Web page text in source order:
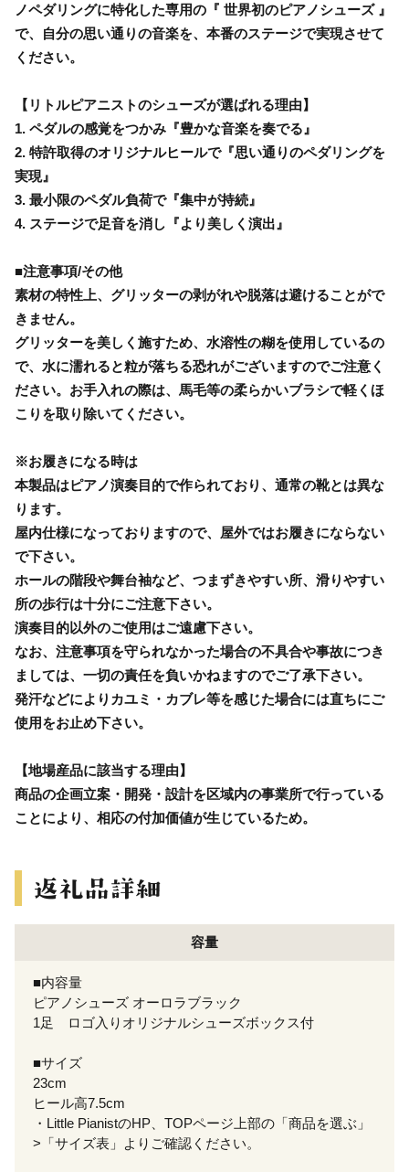
ノペダリングに特化した専用の『 世界初のピアノシューズ 』
で、自分の思い通りの音楽を、本番のステージで実現させて
ください。
【リトルピアニストのシューズが選ばれる理由】
1. ペダルの感覚をつかみ『豊かな音楽を奏でる』
2. 特許取得のオリジナルヒールで『思い通りのペダリングを
実現』
3. 最小限のペダル負荷で『集中が持続』
4. ステージで足音を消し『より美しく演出』
■注意事項/その他
素材の特性上、グリッターの剥がれや脱落は避けることがで
きません。
グリッターを美しく施すため、水溶性の糊を使用しているの
で、水に濡れると粒が落ちる恐れがございますのでご注意く
ださい。お手入れの際は、馬毛等の柔らかいブラシで軽くほ
こりを取り除いてください。
※お履きになる時は
本製品はピアノ演奏目的で作られており、通常の靴とは異な
ります。
屋内仕様になっておりますので、屋外ではお履きにならない
で下さい。
ホールの階段や舞台袖など、つまずきやすい所、滑りやすい
所の歩行は十分にご注意下さい。
演奏目的以外のご使用はご遠慮下さい。
なお、注意事項を守られなかった場合の不具合や事故につき
ましては、一切の責任を負いかねますのでご了承下さい。
発汗などによりカユミ・カブレ等を感じた場合には直ちにご
使用をお止め下さい。
【地場産品に該当する理由】
商品の企画立案・開発・設計を区域内の事業所で行っている
ことにより、相応の付加価値が生じているため。
容量
■内容量
ピアノシューズ オーロラブラック
1足 ロゴ入りオリジナルシューズボックス付
■サイズ
23cm
ヒール高7.5cm
・Little PianistのHP、TOPページ上部の「商品を選ぶ」
>「サイズ表」よりご確認ください。